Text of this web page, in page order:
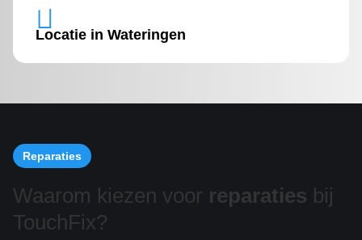

Locatie in Wateringen
Reparaties
Waarom kiezen voor reparaties bij
TouchFix?